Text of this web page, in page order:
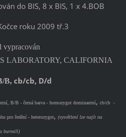
do BIS, 8 x BIS, 1 x 4.BOB
roku 2009 tř.3
vypracován
LABORATORY, CALIFORNIA
B, cb/cb, D/d
B/B - černá barva - homozygot dominantní, cb/cb -
pro ředění - heterozygot, (vysvětlení lze najít na
burmill)